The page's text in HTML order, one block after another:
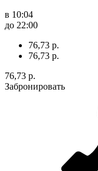
в 10:04
до 22:00
76,73 р.
76,73 р.
76,73 р.
Забронировать